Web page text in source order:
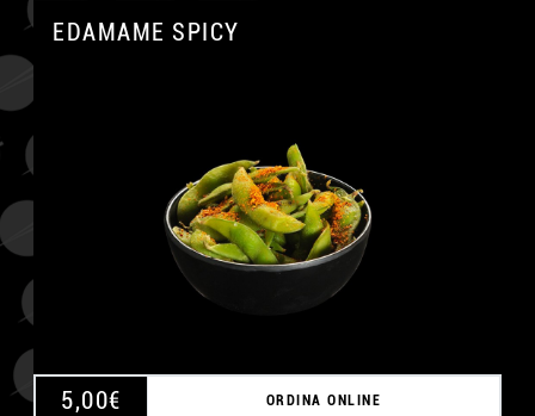
EDAMAME SPICY
5,00€ ORDINA ONLINE